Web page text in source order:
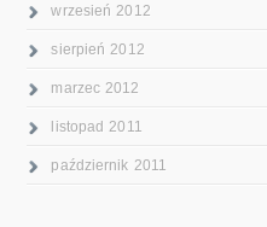
wrzesień 2012
sierpień 2012
marzec 2012
listopad 2011
październik 2011